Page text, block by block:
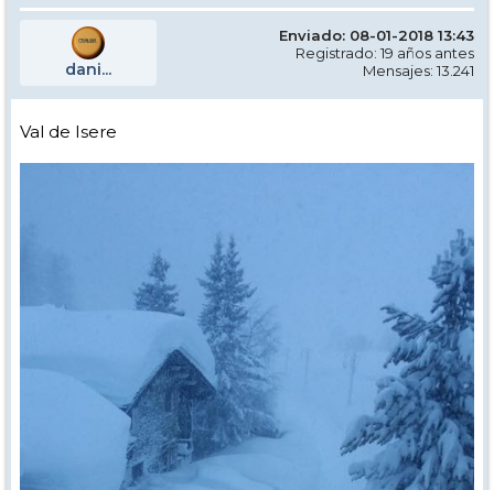
dani...
Enviado: 08-01-2018 13:43
Registrado: 19 años antes
Mensajes: 13.241
Val de Isere